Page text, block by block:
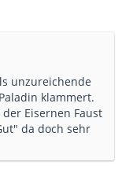
unzureichende
klammert.
Eisernen Faust
da doch sehr